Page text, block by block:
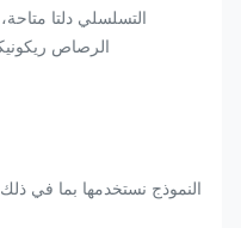
الرصاص